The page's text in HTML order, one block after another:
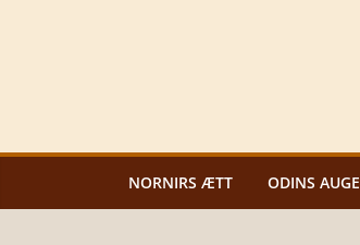
NORNIRS ÆTT ODINS AUGE